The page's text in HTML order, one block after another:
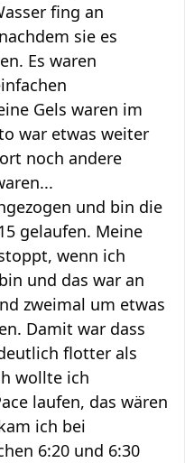
fing an
sie es
Es waren
Gels waren im
war etwas weiter
noch andere
und bin die
gelaufen. Meine
wenn ich
und das war an
zweimal um etwas
Damit war dass
flotter als
wollte ich
laufen, das wären
ich bei
6:20 und 6:30